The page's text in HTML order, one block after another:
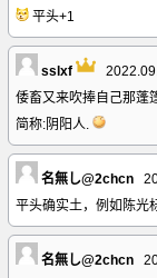
平头+1
sslxf
倭畜又来吹捧自己那蓬
简称:阴阳人.
名無し@2chcn
平头确实土，例如陈光
名無し@2chcn